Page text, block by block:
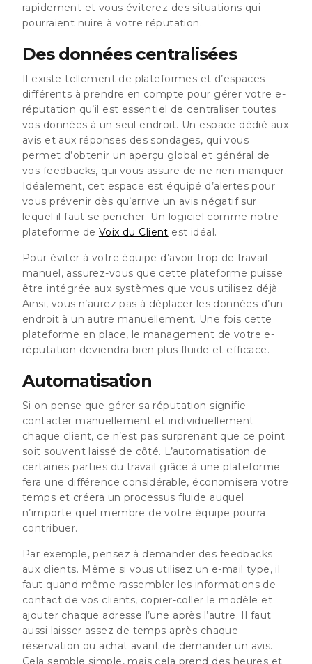
rapidement et vous éviterez des situations qui
pourraient nuire à votre réputation.
Des données centralisées
Il existe tellement de plateformes et d’espaces
différents à prendre en compte pour gérer votre e-
réputation qu’il est essentiel de centraliser toutes
vos données à un seul endroit. Un espace dédié aux
avis et aux réponses des sondages, qui vous
permet d’obtenir un aperçu global et général de
vos feedbacks, qui vous assure de ne rien manquer.
Idéalement, cet espace est équipé d’alertes pour
vous prévenir dès qu’arrive un avis négatif sur
lequel il faut se pencher. Un logiciel comme notre
plateforme de Voix du Client est idéal.
Pour éviter à votre équipe d’avoir trop de travail
manuel, assurez-vous que cette plateforme puisse
être intégrée aux systèmes que vous utilisez déjà.
Ainsi, vous n’aurez pas à déplacer les données d’un
endroit à un autre manuellement. Une fois cette
plateforme en place, le management de votre e-
réputation deviendra bien plus fluide et efficace.
Automatisation
Si on pense que gérer sa réputation signifie
contacter manuellement et individuellement
chaque client, ce n’est pas surprenant que ce point
soit souvent laissé de côté. L’automatisation de
certaines parties du travail grâce à une plateforme
fera une différence considérable, économisera votre
temps et créera un processus fluide auquel
n’importe quel membre de votre équipe pourra
contribuer.
Par exemple, pensez à demander des feedbacks
aux clients. Même si vous utilisez un e-mail type, il
faut quand même rassembler les informations de
contact de vos clients, copier-coller le modèle et
ajouter chaque adresse l’une après l’autre. Il faut
aussi laisser assez de temps après chaque
réservation ou achat avant de demander un avis.
Cela semble simple, mais cela prend des heures et